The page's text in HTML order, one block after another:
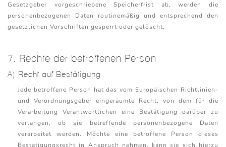
Gesetzgeber vorgeschriebene Speicherfrist ab, werden die
personenbezogenen Daten routinemäßig und entsprechend den
gesetzlichen Vorschriften gesperrt oder gelöscht.
7. Rechte der betroffenen Person
A) Recht auf Bestätigung
Jede betroffene Person hat das vom Europäischen Richtlinien-
und Verordnungsgeber eingeräumte Recht, von dem für die
Verarbeitung Verantwortlichen eine Bestätigung darüber zu
verlangen, ob sie betreffende personenbezogene Daten
verarbeitet werden. Möchte eine betroffene Person dieses
Bestätigungsrecht in Anspruch nehmen, kann sie sich hierzu